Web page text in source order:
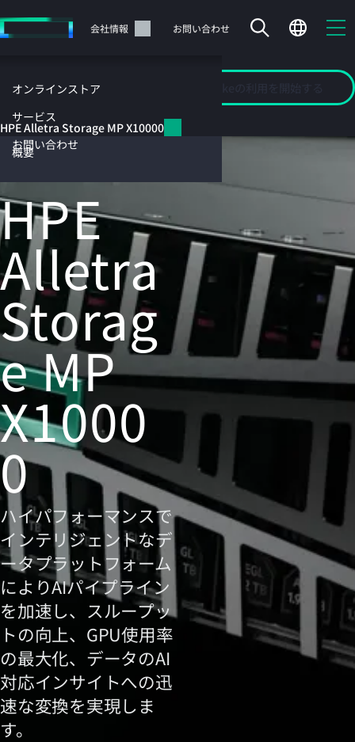
イ
ン
ス
キ
ッ
プ
る
会社情報 お問い合わせ
オンラインストア
サービス
お問い合わせ
カートは空です
HPEストアで商品を検索、構成、注文できます。
今すぐ購入
Storage MP
概要
概要
HPE Alletra Storage MP X10000
オブジェクトおよびフ
HPE
Alletra
Storag
e MP
X1000
0
ハイパフォーマンスで
インテリジェントなデ
ータプラットフォーム
によりAIパイプライン
を加速し、スループッ
トの向上、GPU使用率
の最大化、データのAI
対応インサイトへの迅
速な変換を実現しま
す。